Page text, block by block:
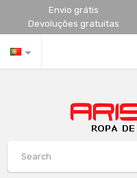
Envio grátis
Devoluções gratuitas